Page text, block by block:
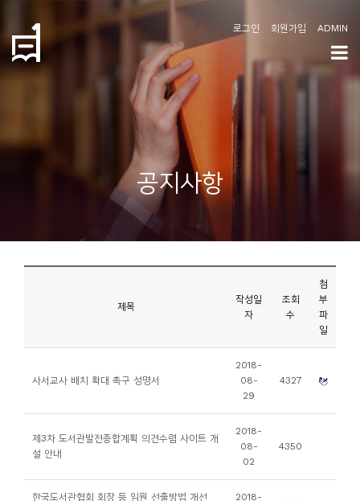
로그인 회원가입 ADMIN
공지사항
제목
작성일
자
조회
수
첨
부
파
일
사서교사 배치 확대 촉구 성명서
2018-
08-
29
4327
제3차 도서관발전종합계획 의견수렴 사이트 개
설 안내
2018-
08-
02
4350
한국도서관협회 회장 등 임원 선출방법 개선
2018-
지
사